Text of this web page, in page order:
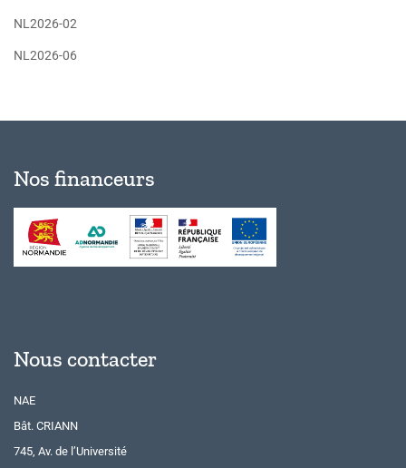
NL2026-02
NL2026-06
Nos financeurs
Nous contacter
NAE
Bât. CRIANN
745, Av. de l’Université